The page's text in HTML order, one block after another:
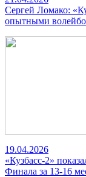
Сергей Ломако:
опытными
19.04.2026
«Кузбасс-2»
Финала за 13-16